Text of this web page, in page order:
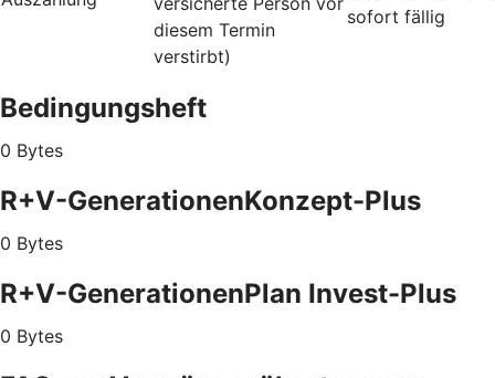
diesem Termin
verstirbt)
sofort fällig
Bedingungsheft
0 Bytes
R+V-GenerationenKonzept-Plus
0 Bytes
R+V-GenerationenPlan Invest-Plus
0 Bytes